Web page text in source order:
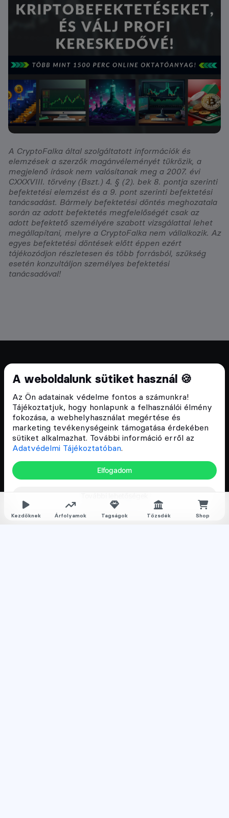
Kezdőknek Árfolyamok Tagságok Tőzsdék Shop
A weboldalunk sütiket használ 🍪
Az Ön adatainak védelme fontos a számunkra!
Tájékoztatjuk, hogy honlapunk a felhasználói élmény
fokozása, a webhelyhasználat megértése és
marketing tevékenységeink támogatása érdekében
sütiket alkalmazhat. További információ erről az
Adatvédelmi Tájékoztatóban.
Elfogadom
A CryptoFalka által szolgáltatott információk és
elemzések a szerzők magánvéleményét tükrözik, a
megjelenő írások nem valósítanak meg a 2007. évi
CXXXVIII. törvény (Bszt.) 4. § (2). bek 8. pontja szerinti
befektetési elemzést és a 9. pont szerinti befektetési
tanácsadást. Bármely befektetési döntés meghozatala
során az adott befektetés megfelelőségét csak az
adott befektető személyére szabott vizsgálattal lehet
megállapítani, melyre a CryptoFalka nem vállalkozik. Az
egyes befektetési döntések előtt éppen ezért
tájékozódjon részletesen és több forrásból, szükség
esetén konzultáljon személyes befektetési
tanácsadóval!
Cryptofalka 2018 óta
Szívünkön viseljük a blokklánc technológia
népszerűsítését Magyarországon, ezért 2018 óta a
Cryptofalka célja, hogy biztosítsa a hazai közösség
és vállalatok digitális oktatását és fejlődését.
Oldalak
Árfolyamok
Rólunk